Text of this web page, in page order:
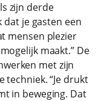
zijn derde
dat je gasten een
mensen plezier
maakt.” De
met zijn
techniek. “Je drukt
in beweging. Dat